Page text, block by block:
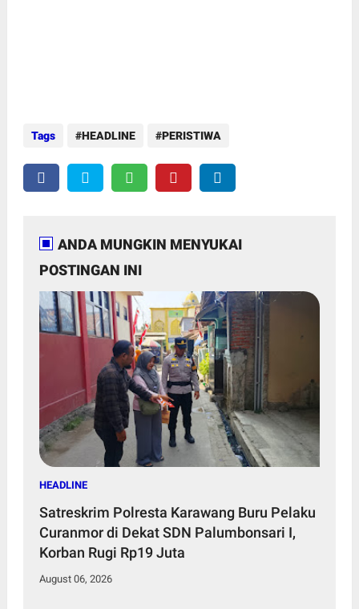
Tags HEADLINE PERISTIWA
ANDA MUNGKIN MENYUKAI
POSTINGAN INI
HEADLINE
Satreskrim Polresta Karawang Buru Pelaku
Curanmor di Dekat SDN Palumbonsari I,
Korban Rugi Rp19 Juta
August 06, 2026